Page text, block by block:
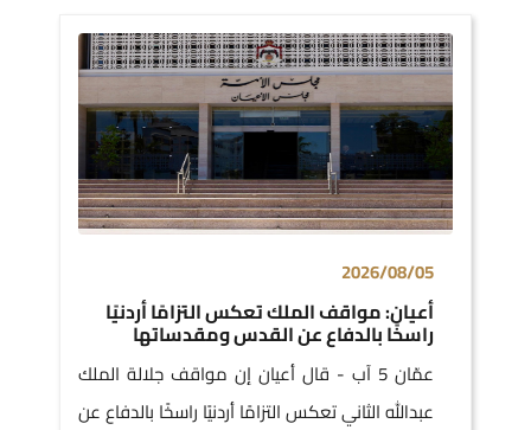
2026/08/05
أعيان: مواقف الملك تعكس التزامًا أردنيًا
راسخًا بالدفاع عن القدس ومقدساتها
عمّان 5 آب - قال أعيان إن مواقف جلالة الملك
عبدالله الثاني تعكس التزامًا أردنيًا راسخًا بالدفاع عن